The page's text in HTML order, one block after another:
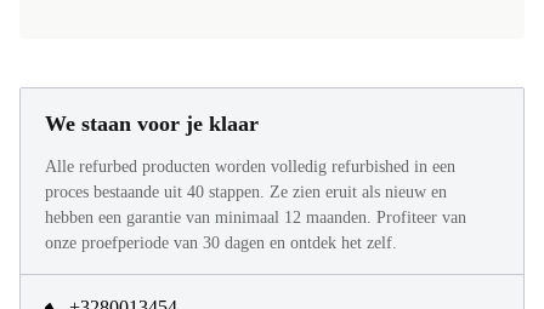
We staan voor je klaar
Alle refurbed producten worden volledig refurbished in een
proces bestaande uit 40 stappen. Ze zien eruit als nieuw en
hebben een garantie van minimaal 12 maanden. Profiteer van
onze proefperiode van 30 dagen en ontdek het zelf.